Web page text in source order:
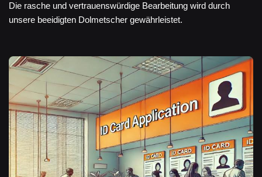
Die rasche und vertrauenswürdige Bearbeitung wird durch
unsere beeidigten Dolmetscher gewährleistet.